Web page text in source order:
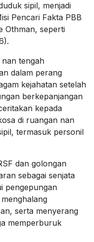
sipil, menjadi
Pencari Fakta PBB
Othman, seperti
tengah
dalam perang
kejahatan setelah
berkepanjangan
kepada
di ruangan nan
termasuk personil
dan golongan
sebagai senjata
pengepungan
serta menyerang
memperburuk